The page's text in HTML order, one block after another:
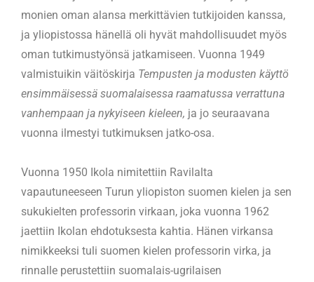
monien oman alansa merkittävien tutkijoiden kanssa,
ja yliopistossa hänellä oli hyvät mahdollisuudet myös
oman tutkimustyönsä jatkamiseen. Vuonna 1949
valmistuikin väitöskirja Tempusten ja modusten käyttö
ensimmäisessä suomalaisessa raamatussa verrattuna
vanhempaan ja nykyiseen kieleen, ja jo seuraavana
vuonna ilmestyi tutkimuksen jatko-osa.
Vuonna 1950 Ikola nimitettiin Ravilalta
vapautuneeseen Turun yliopiston suomen kielen ja sen
sukukielten professorin virkaan, joka vuonna 1962
jaettiin Ikolan ehdotuksesta kahtia. Hänen virkansa
nimikkeeksi tuli suomen kielen professorin virka, ja
rinnalle perustettiin suomalais-ugrilaisen